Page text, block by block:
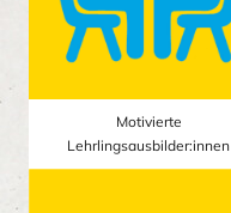
Motivierte
Lehrlingsausbilder:innen